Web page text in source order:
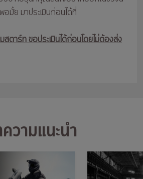
มั้ย มาประเมินก่อนได้ที่
ตาร์ท ขอประเมินได้ก่อนโดยไม่ต้องส่ง
วามแนะนำ